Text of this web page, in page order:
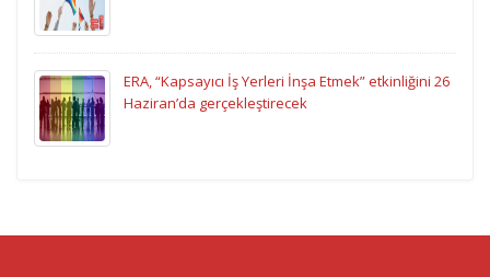
ERA, “Kapsayıcı İş Yerleri İnşa Etmek” etkinliğini 26
Haziran’da gerçekleştirecek